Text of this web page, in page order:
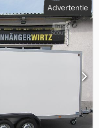
continu meer dan 130
aanbod. Verkoop rond
de. Vrijblijvend
strekt! Koeltrailer
230 Volt koelaggregaat,
AZKF 1325/145 serie 60
1300kg
polyester opbouw,
met koelcelvergrendeling,
2026. Veel varianten
of op afspraak ter plaatse
- &UUR of 24/7 via onze
Advertentie